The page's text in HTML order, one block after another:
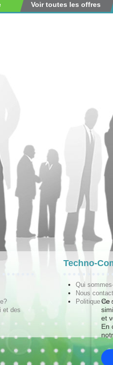
Voir toutes les offres
et des
Techno-
Qui
Nous
Politique de
Ce
et
En